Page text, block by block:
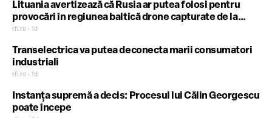
Lituania avertizează că Rusia ar putea folosi pentru
provocări în regiunea baltică drone capturate de la
ucraineni
rfi.ro • 1d
Transelectrica va putea deconecta marii consumatori
industriali
rfi.ro • 1d
Instanța supremă a decis: Procesul lui Călin Georgescu
poate începe